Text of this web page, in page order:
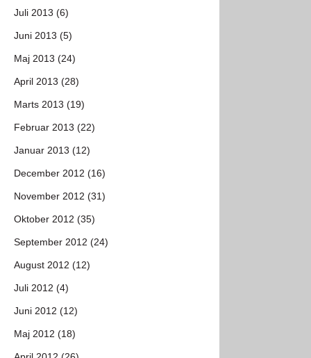
Juli 2013 (6)
Juni 2013 (5)
Maj 2013 (24)
April 2013 (28)
Marts 2013 (19)
Februar 2013 (22)
Januar 2013 (12)
December 2012 (16)
November 2012 (31)
Oktober 2012 (35)
September 2012 (24)
August 2012 (12)
Juli 2012 (4)
Juni 2012 (12)
Maj 2012 (18)